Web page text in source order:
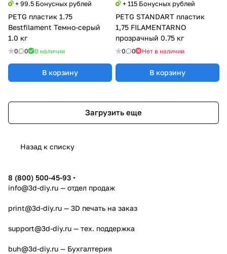
+ 99.5 Бонусных рублей
PETG пластик 1.75
Bestfilament Темно-серый
1.0 кг
0 0 В наличии
В корзину
+ 115 Бонусных рублей
PETG STANDART пластик
1,75 FILAMENTARNO
прозрачный 0.75 кг
0 0 Нет в наличии
В корзину
Загрузить еще
Назад к списку
8 (800) 500-45-93
info@3d-diy.ru — отдел продаж
print@3d-diy.ru — 3D печать на заказ
support@3d-diy.ru — тех. поддержка
buh@3d-diy.ru — Бухгалтерия